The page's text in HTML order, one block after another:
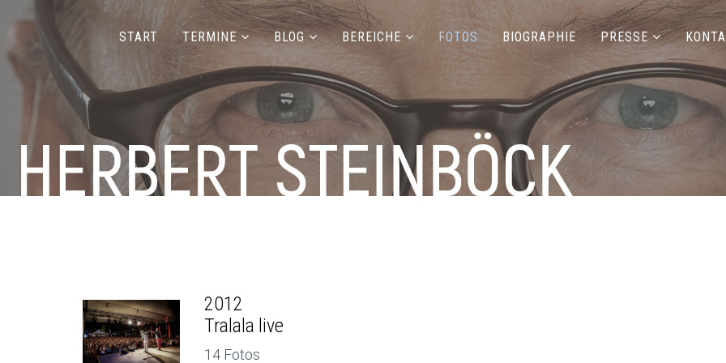
START TERMINE BLOG BEREICHE FOTOS BIOGRAPHIE PRESSE
2012
Tralala live
14 Fotos